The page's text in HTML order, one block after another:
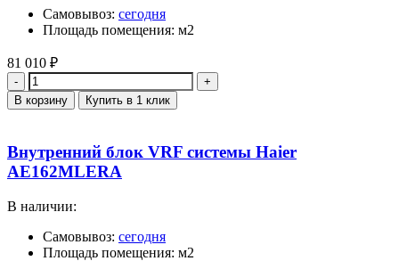
Самовывоз: сегодня
Площадь помещения: м2
81 010 ₽
Количество
В корзину Купить в 1 клик
Внутренний блок VRF системы Haier
AE162MLERA
В наличии:
Самовывоз: сегодня
Площадь помещения: м2